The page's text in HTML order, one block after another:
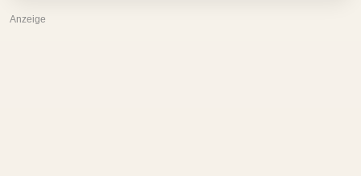
Anzeige